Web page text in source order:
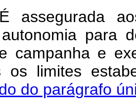
para
campanha e
os
do parágrafo